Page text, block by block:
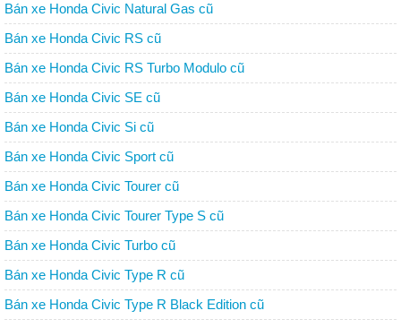
Bán xe Honda Civic Natural Gas cũ
Bán xe Honda Civic RS cũ
Bán xe Honda Civic RS Turbo Modulo cũ
Bán xe Honda Civic SE cũ
Bán xe Honda Civic Si cũ
Bán xe Honda Civic Sport cũ
Bán xe Honda Civic Tourer cũ
Bán xe Honda Civic Tourer Type S cũ
Bán xe Honda Civic Turbo cũ
Bán xe Honda Civic Type R cũ
Bán xe Honda Civic Type R Black Edition cũ